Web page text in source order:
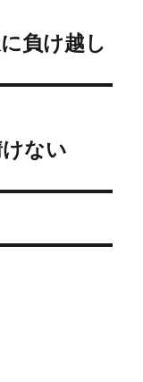
負け越し
ない